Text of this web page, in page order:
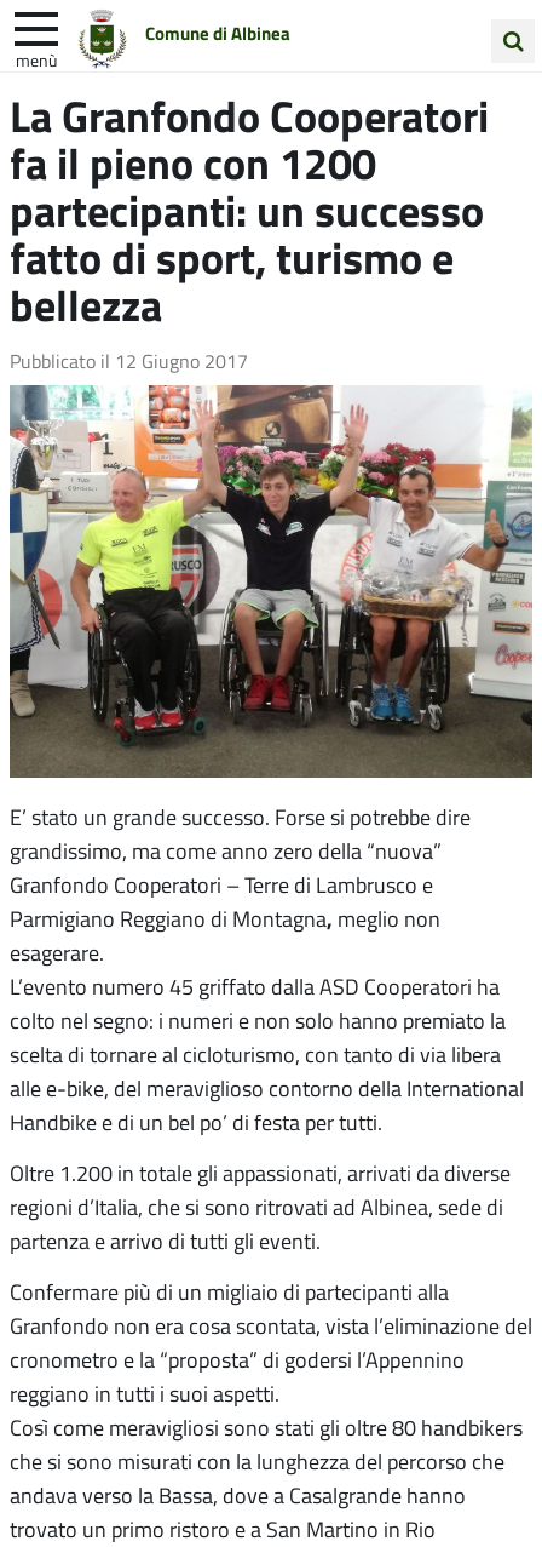
Comune di Albinea
menù
nel
sito
Entra in Comune
Unione Colline Matildiche
La Granfondo Cooperatori
fa il pieno con 1200
partecipanti: un successo
fatto di sport, turismo e
bellezza
Pubblicato il 12 Giugno 2017
E’ stato un grande successo. Forse si potrebbe dire
grandissimo, ma come anno zero della “nuova”
Granfondo Cooperatori – Terre di Lambrusco e
Parmigiano Reggiano di Montagna, meglio non
esagerare.
L’evento numero 45 griffato dalla ASD Cooperatori ha
colto nel segno: i numeri e non solo hanno premiato la
scelta di tornare al cicloturismo, con tanto di via libera
alle e-bike, del meraviglioso contorno della International
Handbike e di un bel po’ di festa per tutti.
Oltre 1.200 in totale gli appassionati, arrivati da diverse
regioni d’Italia, che si sono ritrovati ad Albinea, sede di
partenza e arrivo di tutti gli eventi.
Confermare più di un migliaio di partecipanti alla
Granfondo non era cosa scontata, vista l’eliminazione del
cronometro e la “proposta” di godersi l’Appennino
reggiano in tutti i suoi aspetti.
Così come meravigliosi sono stati gli oltre 80 handbikers
che si sono misurati con la lunghezza del percorso che
andava verso la Bassa, dove a Casalgrande hanno
trovato un primo ristoro e a San Martino in Rio